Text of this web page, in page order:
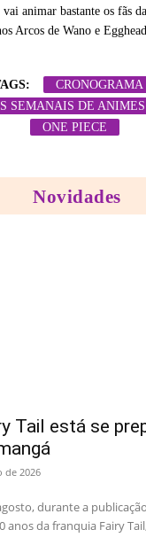
animar bastante os fãs
Arcos de Wano e
CRONOGRAMA
SEMANAIS DE
ONE PIECE
Novidades
Tail está se
de 2026
durante a
anos da franquia Fairy